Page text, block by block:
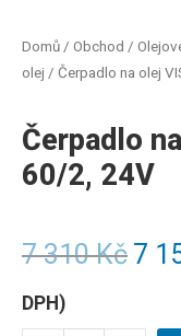
Domů / Obchod /
olej / Čerpadlo na olej
Čerpadlo
60/2, 24V
7 310Kč 7
DPH)